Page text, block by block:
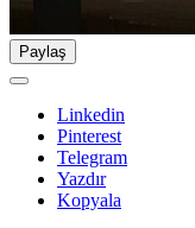
Paylaş
Linkedin
Pinterest
Telegram
Yazdır
Kopyala